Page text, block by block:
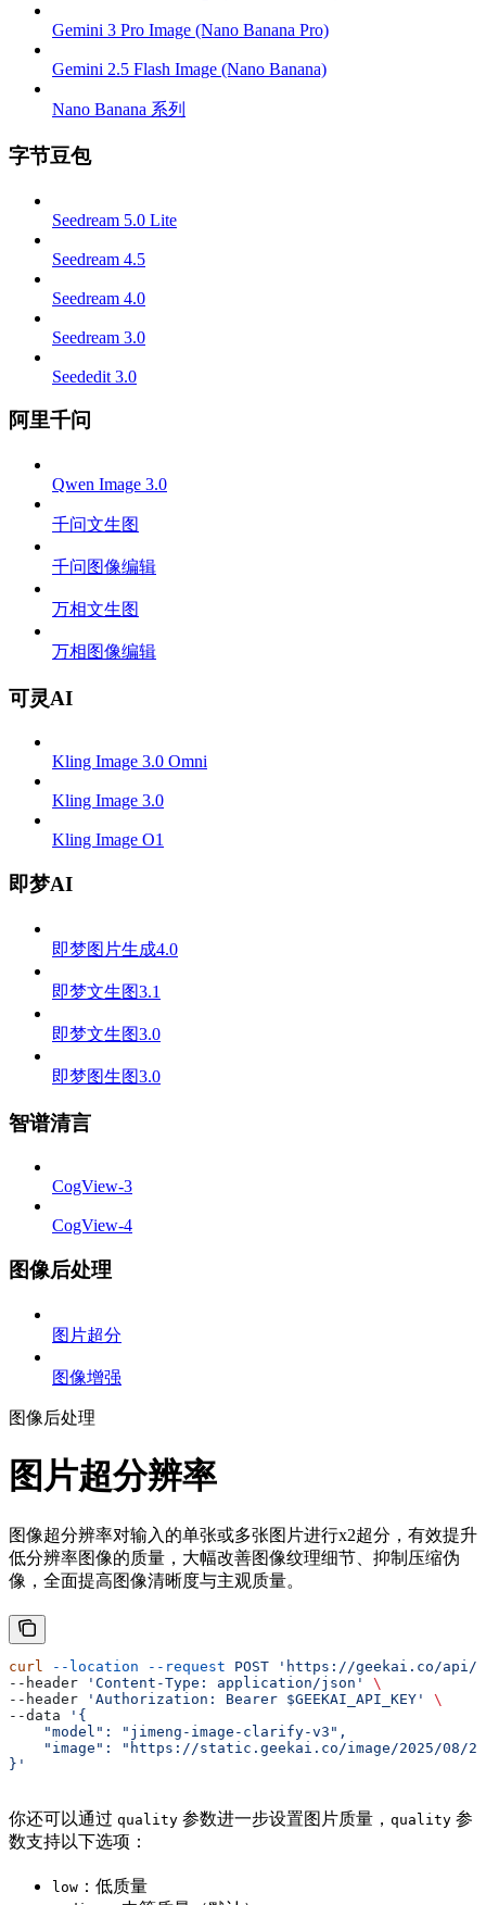
Gemini 3 Pro Image (Nano Banana Pro)
Gemini 2.5 Flash Image (Nano Banana)
Nano Banana 系列
字节豆包
Seedream 5.0 Lite
Seedream 4.5
Seedream 4.0
Seedream 3.0
Seededit 3.0
阿里千问
Qwen Image 3.0
千问文生图
千问图像编辑
万相文生图
万相图像编辑
可灵AI
Kling Image 3.0 Omni
Kling Image 3.0
Kling Image O1
即梦AI
即梦图片生成4.0
即梦文生图3.1
即梦文生图3.0
即梦图生图3.0
智谱清言
CogView-3
CogView-4
图像后处理
图片超分
图像增强
图像后处理
图片超分辨率
图像超分辨率对输入的单张或多张图片进行x2超分，有效提升
低分辨率图像的质量，大幅改善图像纹理细节、抑制压缩伪
像，全面提高图像清晰度与主观质量。
curl --location --request POST 'https://geekai.co/api/
--header
'Content-Type: application/json'
\
--header
'Authorization: Bearer $GEEKAI_API_KEY'
\
--data
'{
    "model": "jimeng-image-clarify-v3",
"image": "https://static.geekai.co/image/2025/08/
}'
你还可以通过 quality 参数进一步设置图片质量， quality 参
数支持以下选项：
low ：低质量